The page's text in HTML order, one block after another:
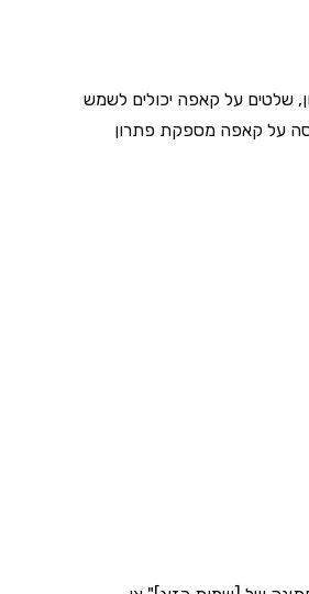
שלטים על קאפה יכולים לשמש
על קאפה מספקת פתרון